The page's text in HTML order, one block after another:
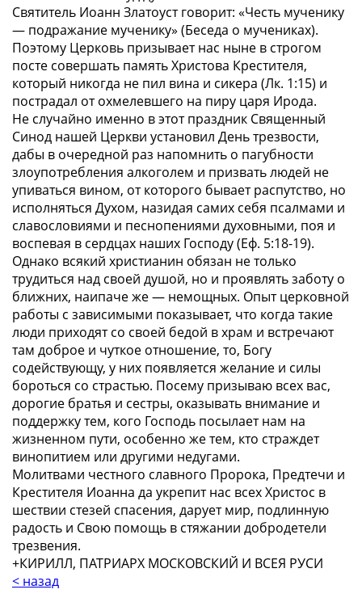
Святитель Иоанн Златоуст говорит: «Честь мученику
— подражание мученику» (Беседа о мучениках).
Поэтому Церковь призывает нас ныне в строгом
посте совершать память Христова Крестителя,
который никогда не пил вина и сикера (Лк. 1:15) и
пострадал от охмелевшего на пиру царя Ирода.
Не случайно именно в этот праздник Священный
Синод нашей Церкви установил День трезвости,
дабы в очередной раз напомнить о пагубности
злоупотребления алкоголем и призвать людей не
упиваться вином, от которого бывает распутство, но
исполняться Духом, назидая самих себя псалмами и
славословиями и песнопениями духовными, поя и
воспевая в сердцах наших Господу(Еф. 5:18-19).
Однако всякий христианин обязан не только
трудиться над своей душой, но и проявлять заботу о
ближних, наипаче же — немощных. Опыт церковной
работы с зависимыми показывает, что когда такие
люди приходят со своей бедой в храм и встречают
там доброе и чуткое отношение, то, Богу
содействующу, у них появляется желание и силы
бороться со страстью. Посему призываю всех вас,
дорогие братья и сестры, оказывать внимание и
поддержку тем, кого Господь посылает нам на
жизненном пути, особенно же тем, кто страждет
винопитием или другими недугами.
Молитвами честного славного Пророка, Предтечи и
Крестителя Иоанна да укрепит нас всех Христос в
шествии стезей спасения, дарует мир, подлинную
радость и Свою помощь в стяжании добродетели
трезвения.
+КИРИЛЛ, ПАТРИАРХ МОСКОВСКИЙ И ВСЕЯ РУСИ
< назад